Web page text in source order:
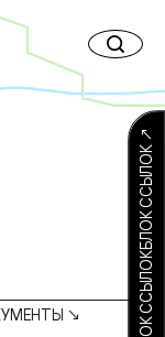
↘ БЛОК ССЫЛОКБЛОК ССЫЛОК ↗